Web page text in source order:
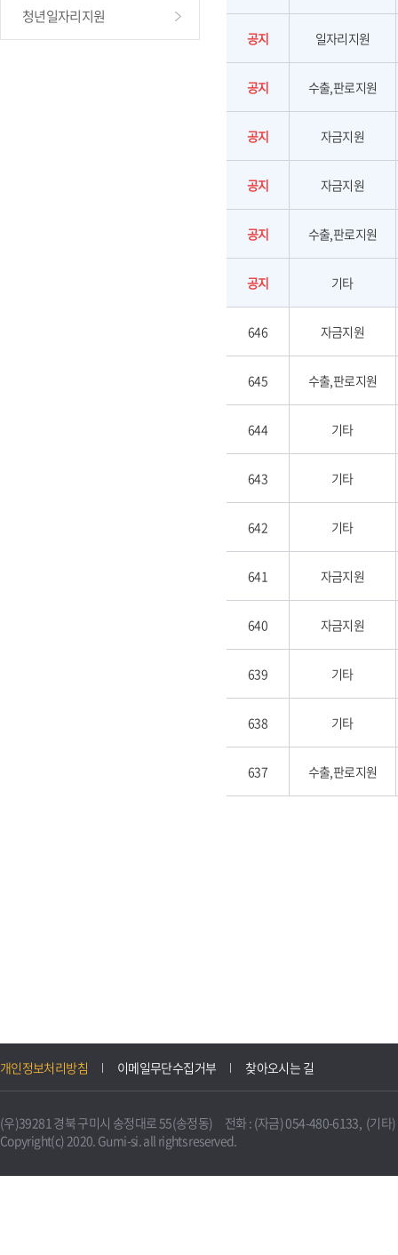
청년일자리지원
공지 일자리지원
공지 수출,판로지원
공지 자금지원
공지 자금지원
공지 수출,판로지원
공지 기타
646 자금지원
645 수출,판로지원
644 기타
643 기타
642 기타
641 자금지원
640 자금지원
639 기타
638 기타
637 수출,판로지원
개인정보처리방침 이메일무단수집거부 찾아오시는 길
(우)39281 경북 구미시 송정대로 55(송정동) 전화 : (자금) 054-480-6133, (기타
Copyright(c) 2020. Gumi-si. all rights reserved.